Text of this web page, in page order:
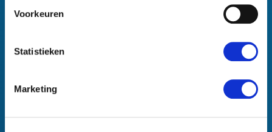
Voorkeuren
Statistieken
Marketing
tySameSi
ASP.NET datavibe
Houdt de
Sessie